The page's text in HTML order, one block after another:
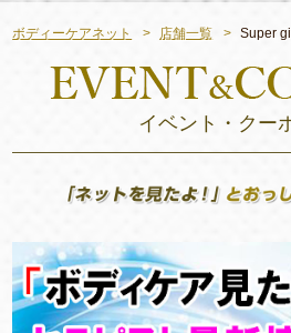
ボディーケアネット 店舗一覧 Super
イベント・クー